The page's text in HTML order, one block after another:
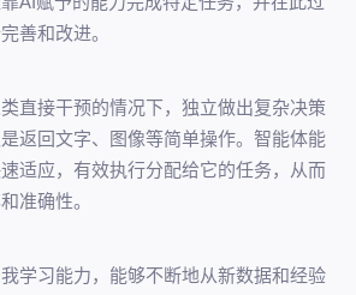
善和改进。
直接干预的情况下，独立做出复杂决策
返回文字、图像等简单操作。智能体能
适应，有效执行分配给它的任务，从而
准确性。
学习能力，能够不断地从新数据和经验